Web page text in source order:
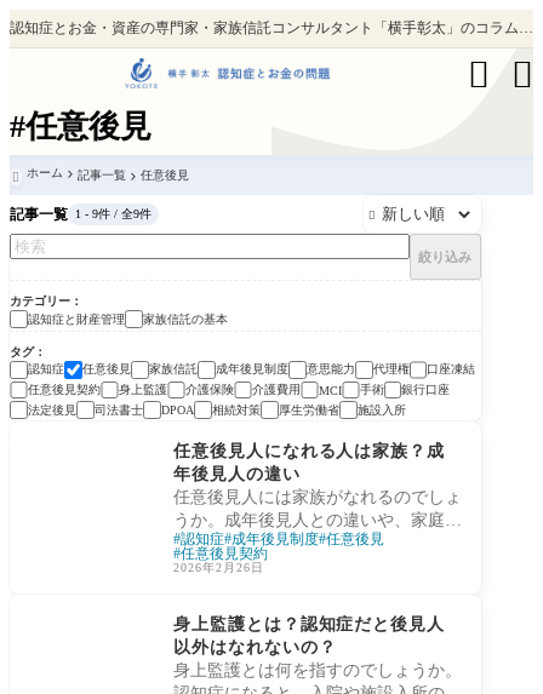
#任意後見
認知症とお金・資産の専門家・家族信託コンサルタント「横手彰太」のコラム。テレビ・新聞・雑誌出演・掲載、書籍累計5万部。
 
 ホーム 記事一覧 任意後見
記事一覧 1 - 9件 / 全9件 
絞り込み
カテゴリー
認知症と財産管理
家族信託の基本
タグ
認知症
任意後見 家族信託 成年後見制度 意思能力 代理権
口座凍結
任意後見契約
身上監護 介護保険 介護費用 MCI 手術
銀行口座
法定後見
司法書士 DPOA 相続対策 厚生労働省 施設入所
認知症と財産管理
任意後見人になれる人は家族？成
年後見人の違い
任意後見人には家族がなれるのでしょ
うか。成年後見人との違いや、家庭裁
判所が関与する仕組みを、認知症とお
金の専門家・横手彰太が高齢者と家族
認知症 成年後見制度 任意後見
任意後見契約
2026年2月26日
身上監護とは？認知症だと後見人
以外はなれないの？
身上監護とは何を指すのでしょうか。